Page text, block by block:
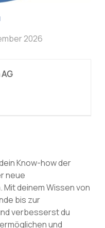
2026
Know-how der
neue
deinem Wissen von
bis zur
verbesserst du
und